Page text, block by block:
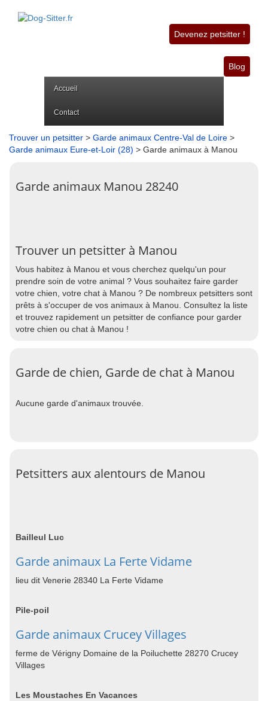
Devenez petsitter !
Blog
Accueil
Contact
Trouver un petsitter > Garde animaux Centre-Val de Loire >
Garde animaux Eure-et-Loir (28) > Garde animaux à Manou
Garde animaux Manou 28240
Trouver un petsitter à Manou
Vous habitez à Manou et vous cherchez quelqu'un pour
prendre soin de votre animal ? Vous souhaitez faire garder
votre chien, votre chat à Manou ? De nombreux petsitters sont
prêts à s'occuper de vos animaux à Manou. Consultez la liste
et trouvez rapidement un petsitter de confiance pour garder
votre chien ou chat à Manou !
Garde de chien, Garde de chat à Manou
Aucune garde d'animaux trouvée.
Petsitters aux alentours de Manou
Bailleul Luc
Garde animaux La Ferte Vidame
lieu dit Venerie 28340 La Ferte Vidame
Pile-poil
Garde animaux Crucey Villages
ferme de Vérigny Domaine de la Poiluchette 28270 Crucey
Villages
Les Moustaches En Vacances